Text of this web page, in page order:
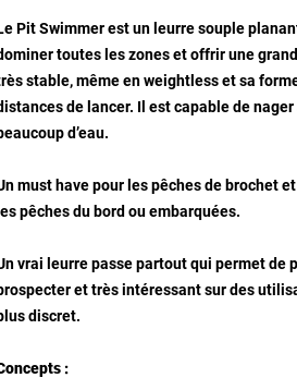
Pit Swimmer est un leurre souple
toutes les zones et offrir une
stable, même en weightless et sa
de lancer. Il est capable de
d’eau.
must have pour les pêches de brochet
les pêches du bord ou embarquées.
vrai leurre passe partout qui permet de
et très intéressant sur des
discret.
: